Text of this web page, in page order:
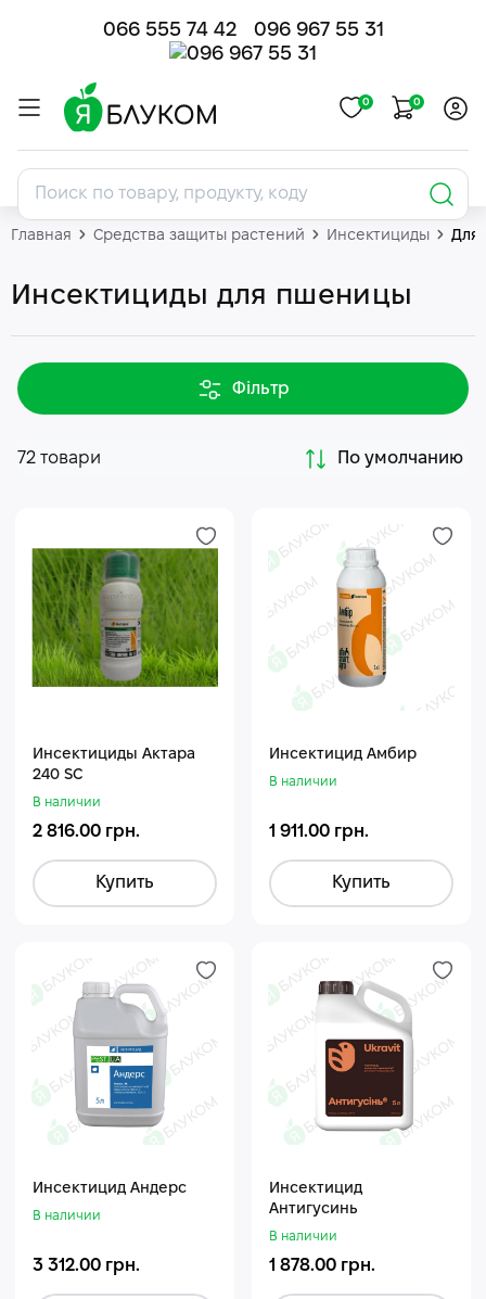
066 555 74 42 096 967 55 31
0 0
Главная Средства защиты растений Инсектициды Для
Инсектициды для пшеницы
Фільтр
72 товари По умолчанию
Инceктициды Актара
240 SC
В наличии
2 816.00 грн.
Купить
Инсектицид Амбир
В наличии
1 911.00 грн.
Купить
Инсектицид Андерс
В наличии
3 312.00 грн.
Инсектицид
Антигусинь
В наличии
1 878.00 грн.